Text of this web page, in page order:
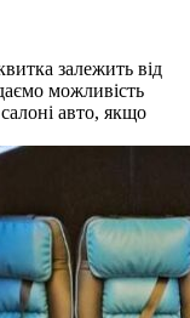
залежить від
можливість
авто, якщо